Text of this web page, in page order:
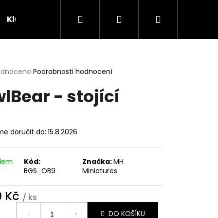
Klubovna SoutěžeHledat PřihlášeníNákupní
Podrobnosti hodnocení
- stojící
doručit do: 15.8.2026
Kód:
BGS_OB9
Značka:MH
Miniatures
Kč / ks
DO KOŠÍKU